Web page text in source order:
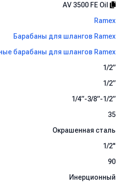
AV 3500 FE Oil
Ramex
Барабаны для шлангов Ramex
барабаны для шлангов Ramex
1/2”
1/2”
1/4”-3/8”-1/2”
35
Окрашенная сталь
1/2"
90
Инерционный